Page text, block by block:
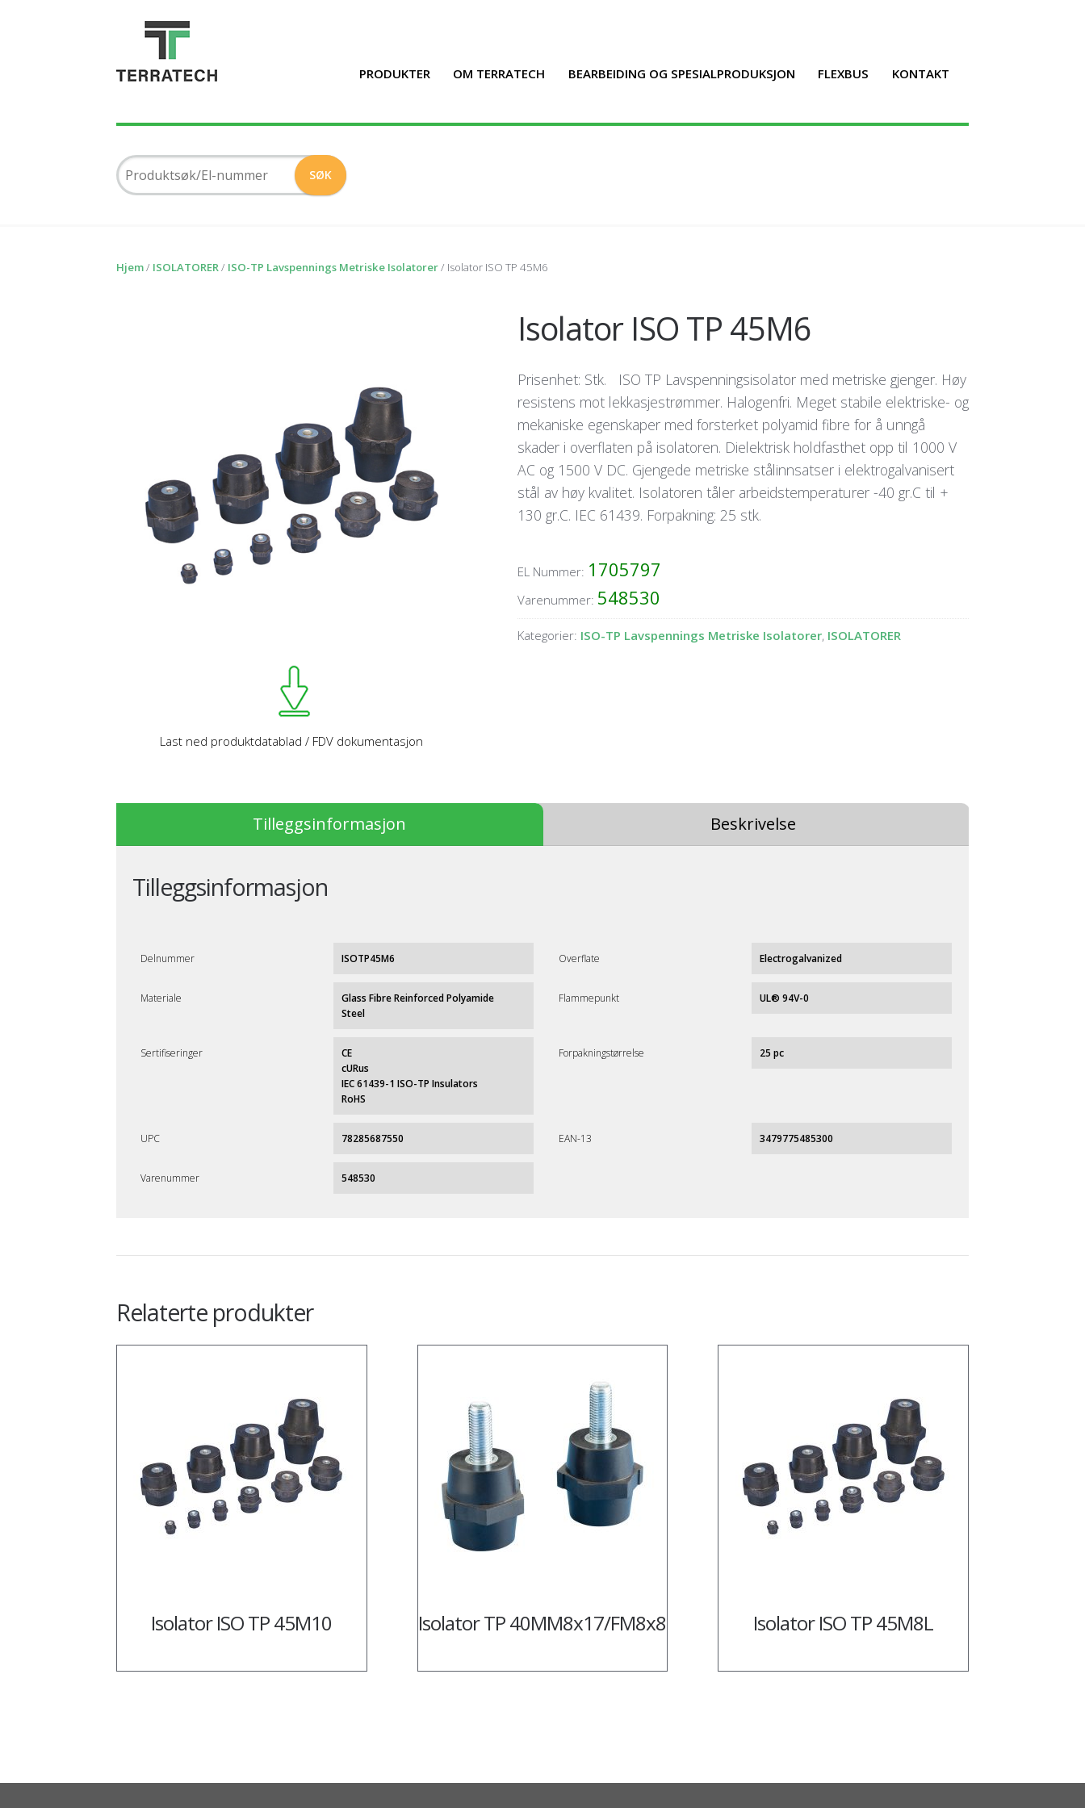
PRODUKTER OM TERRATECH BEARBEIDING OG SPESIALPRODUKSJON FLEXBUS KONTAKT
Hjem/ ISOLATORER / ISO-TP Lavspennings Metriske Isolatorer/ Isolator ISO TP 45M6
Last ned produktdatablad / FDV dokumentasjon
Isolator ISO TP 45M6
Prisenhet: Stk. ISO TP Lavspenningsisolator med metriske gjenger. Høy
resistens mot lekkasjestrømmer. Halogenfri. Meget stabile elektriske- og
mekaniske egenskaper med forsterket polyamid fibre for å unngå
skader i overflaten på isolatoren. Dielektrisk holdfasthet opp til 1000 V
AC og 1500 V DC. Gjengede metriske stålinnsatser i elektrogalvanisert
stål av høy kvalitet. Isolatoren tåler arbeidstemperaturer -40 gr.C til +
130 gr.C. IEC 61439. Forpakning: 25 stk.
EL Nummer: 1705797
Varenummer: 548530
Kategorier: ISO-TP Lavspennings Metriske Isolatorer, ISOLATORER
Tilleggsinformasjon Beskrivelse
Tilleggsinformasjon
Delnummer ISOTP45M6 Overflate Electrogalvanized
Materiale
Glass Fibre Reinforced Polyamide
Steel
Flammepunkt UL® 94V-0
Sertifiseringer
CE
cURus
IEC 61439-1 ISO-TP Insulators
RoHS
Forpakningstørrelse 25 pc
UPC 78285687550 EAN-13 3479775485300
Varenummer 548530
Relaterte produkter
Isolator ISO TP 45M10 Isolator TP 40MM8x17/FM8x8 Isolator ISO TP 45M8L